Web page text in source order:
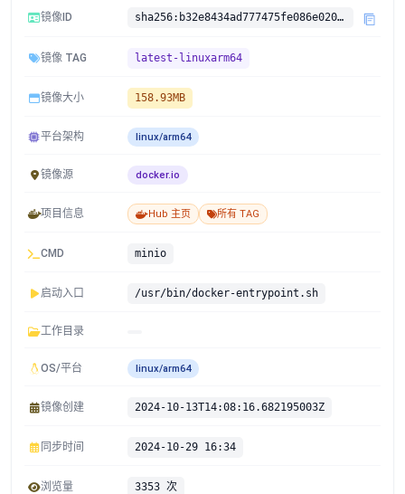
镜像ID sha256:b32e8434ad777475fe086e0200f0cb2510a9658b71cae9e487141dcc1586c1e1
镜像 TAG latest-linuxarm64
镜像大小 158.93MB
平台架构 linux/arm64
镜像源 docker.io
项目信息 Hub 主页 所有 TAG
CMD minio
启动入口 /usr/bin/docker-entrypoint.sh
工作目录
OS/平台 linux/arm64
镜像创建 2024-10-13T14:08:16.682195003Z
同步时间 2024-10-29 16:34
浏览量 3353 次